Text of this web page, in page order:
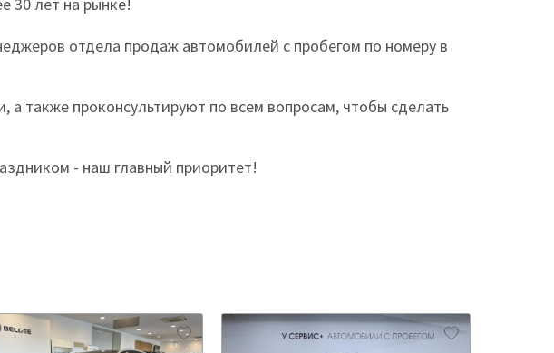
отдела продаж автомобилей с пробегом по номеру в
также проконсультируют по всем вопросам, чтобы сделать
- наш главный приоритет!